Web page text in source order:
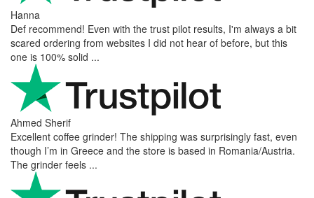
Hanna
Def recommend! Even with the trust pilot results, I'm always a bit
scared ordering from websites I did not hear of before, but this
one is 100% solid ...
Ahmed Sherif
Excellent coffee grinder! The shipping was surprisingly fast, even
though I’m in Greece and the store is based in Romania/Austria.
The grinder feels ...